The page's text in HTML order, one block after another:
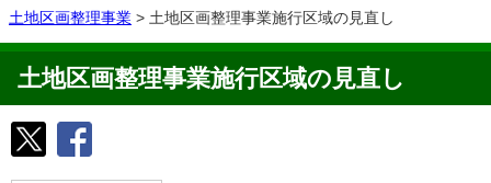
土地区画整理事業 > 土地区画整理事業施行区域の見直し
土地区画整理事業施行区域の見直し